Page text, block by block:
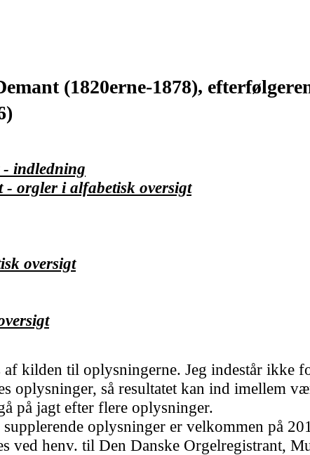
(1820erne-1878),
- indledning
- orgler i alfabetisk oversigt
oversigt
kilden til oplysningerne. Jeg indestår ikke
oplysninger, så resultatet kan ind imellem
på jagt efter flere oplysninger.
oplysninger er velkommen på
ved henv. til Den Danske Orgelregistrant,